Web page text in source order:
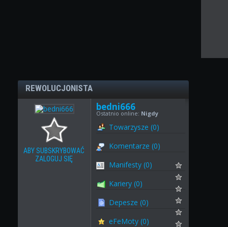
REWOLUCJONISTA
ABY SUBSKRYBOWAĆ
ZALOGUJ SIĘ
bedni666
Ostatnio online: Nigdy
Towarzysze (0)
Komentarze (0)
Manifesty (0)
Kariery (0)
Depesze (0)
eFeMoty (0)